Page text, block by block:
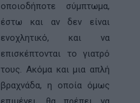
οποιοδήποτε σύμπτωμα,
έστω και αν δεν είναι
ενοχλητικό, και να
επισκέπτονται το γιατρό
τους. Ακόμα και μια απλή
βραχνάδα, η οποία όμως